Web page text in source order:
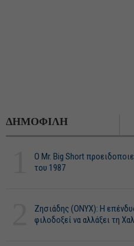
ΔΗΜΟΦΙΛΗ
O Mr. Big Short
του 1987
Ζησιάδης (ONYX): Η
φιλοδοξεί να αλλάξει τη